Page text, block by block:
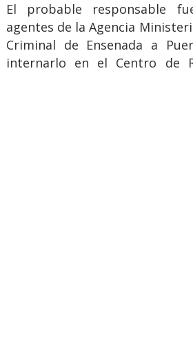
El probable responsable
agentes de la Agencia
Criminal de Ensenada a
internarlo en el Centro de